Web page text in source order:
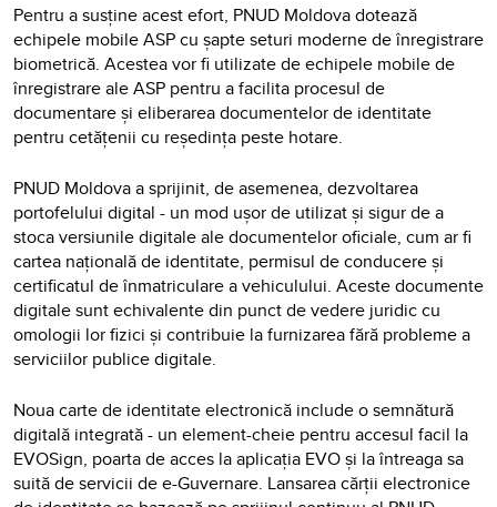
Pentru a susține acest efort, PNUD Moldova dotează
echipele mobile ASP cu șapte seturi moderne de înregistrare
biometrică. Acestea vor fi utilizate de echipele mobile de
înregistrare ale ASP pentru a facilita procesul de
documentare și eliberarea documentelor de identitate
pentru cetățenii cu reședința peste hotare.
PNUD Moldova a sprijinit, de asemenea, dezvoltarea
portofelului digital - un mod ușor de utilizat și sigur de a
stoca versiunile digitale ale documentelor oficiale, cum ar fi
cartea națională de identitate, permisul de conducere și
certificatul de înmatriculare a vehiculului. Aceste documente
digitale sunt echivalente din punct de vedere juridic cu
omologii lor fizici și contribuie la furnizarea fără probleme a
serviciilor publice digitale.
Noua carte de identitate electronică include o semnătură
digitală integrată - un element-cheie pentru accesul facil la
EVOSign, poarta de acces la aplicația EVO și la întreaga sa
suită de servicii de e-Guvernare. Lansarea cărții electronice